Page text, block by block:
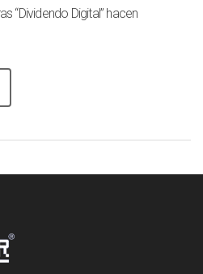
“Dividendo Digital” hacen